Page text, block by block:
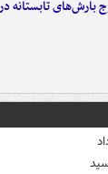
بارش‌های تابستانه در راه ۱۱